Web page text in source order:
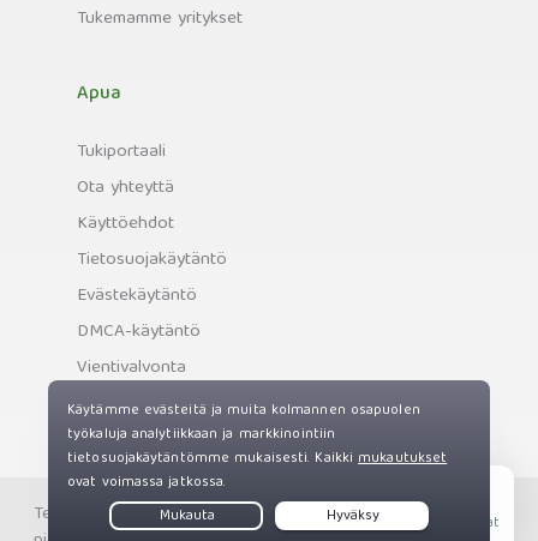
Tukemamme yritykset
Apua
Tukiportaali
Ota yhteyttä
Käyttöehdot
Tietosuojakäytäntö
Evästekäytäntö
DMCA-käytäntö
Vientivalvonta
Tekijänoikeus © Private Internet Access, Inc. Kaikki oikeudet
Live Chat